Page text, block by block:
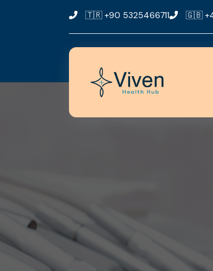
🇹🇷 +90 5325466711 🇬🇧